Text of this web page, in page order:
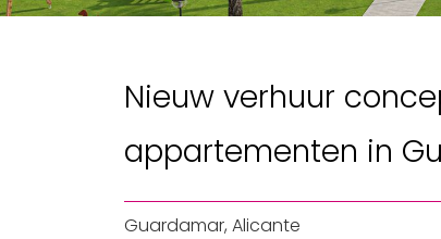
Nieuw verhuur
appartementen in
Guardamar, Alicante